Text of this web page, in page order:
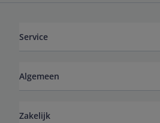
Service
Algemeen
Zakelijk